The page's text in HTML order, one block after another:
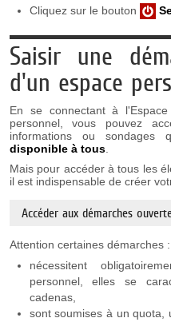
Cliquez sur le bouton
Saisir une
d'un espace
En se connectant à
personnel, vous pouvez
informations ou sondages
disponible à tous.
Mais pour accéder à tous les
il est indispensable de créer
Accéder aux démarches
Attention certaines démarches :
nécessitent
personnel, elles se
cadenas,
sont soumises à un quota,